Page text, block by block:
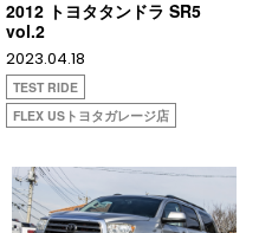
2012 トヨタタンドラ SR5
vol.2
2023.04.18
TEST RIDE
FLEX USトヨタガレージ店